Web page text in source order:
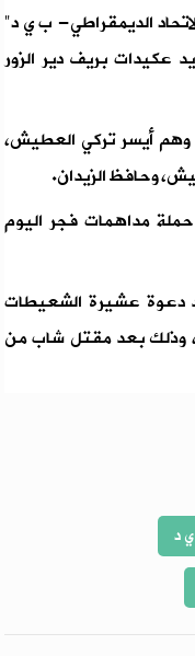
الديمقراطي- ب ي د"
عكيدات بريف دير الزور
وهم أيسر تركي العطيش،
وحافظ الزيدان.
مداهمات فجر اليوم
دعوة عشيرة الشعيطات
وذلك بعد مقتل شاب من
د